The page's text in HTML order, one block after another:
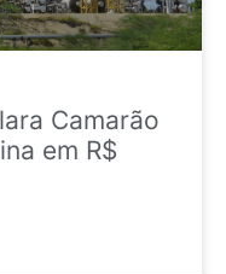
Camarão
em R$